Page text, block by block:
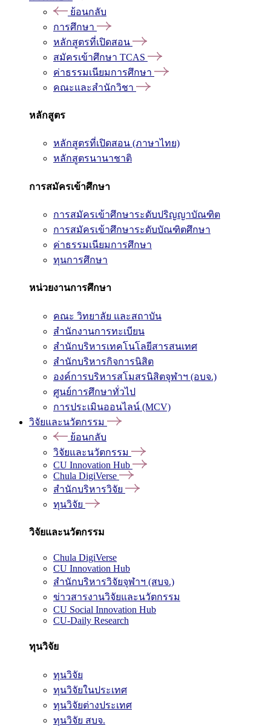
ย้อนกลับ
การศึกษา
หลักสูตรที่เปิดสอน
สมัครเข้าศึกษา TCAS
ค่าธรรมเนียมการศึกษา
คณะและสำนักวิชา
หลักสูตร
หลักสูตรที่เปิดสอน (ภาษาไทย)
หลักสูตรนานาชาติ
การสมัครเข้าศึกษา
การสมัครเข้าศึกษาระดับปริญญาบัณฑิต
การสมัครเข้าศึกษาระดับบัณฑิตศึกษา
ค่าธรรมเนียมการศึกษา
ทุนการศึกษา
หน่วยงานการศึกษา
คณะ วิทยาลัย และสถาบัน
สำนักงานการทะเบียน
สำนักบริหารเทคโนโลยีสารสนเทศ
สำนักบริหารกิจการนิสิต
องค์การบริหารสโมสรนิสิตจุฬาฯ (อบจ.)
ศูนย์การศึกษาทั่วไป
การประเมินออนไลน์ (MCV)
วิจัยและนวัตกรรม
ย้อนกลับ
วิจัยและนวัตกรรม
CU Innovation Hub
Chula DigiVerse
สำนักบริหารวิจัย
ทุนวิจัย
วิจัยและนวัตกรรม
Chula DigiVerse
CU Innovation Hub
สำนักบริหารวิจัยจุฬาฯ (สบจ.)
ข่าวสารงานวิจัยและนวัตกรรม
CU Social Innovation Hub
CU-Daily Research
ทุนวิจัย
ทุนวิจัย
ทุนวิจัยในประเทศ
ทุนวิจัยต่างประเทศ
ทุนวิจัย สบจ.